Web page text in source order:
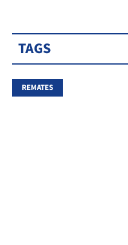
TAGS
REMATES